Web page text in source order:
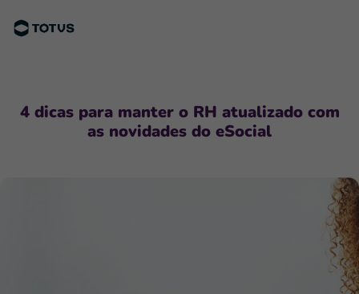
4 dicas para manter o RH atualizado com
as novidades do eSocial